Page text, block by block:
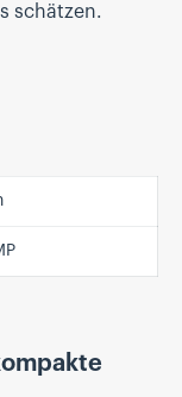
schätzen.